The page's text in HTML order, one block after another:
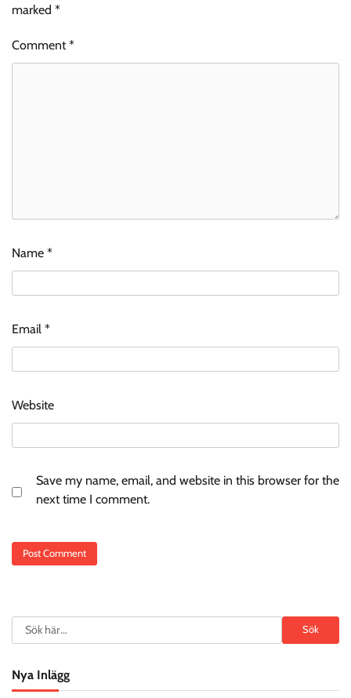
marked *
Comment*
Name *
Email *
Website
Save my name, email, and website in this browser for the
next time I comment.
Search Sök
Nya Inlägg